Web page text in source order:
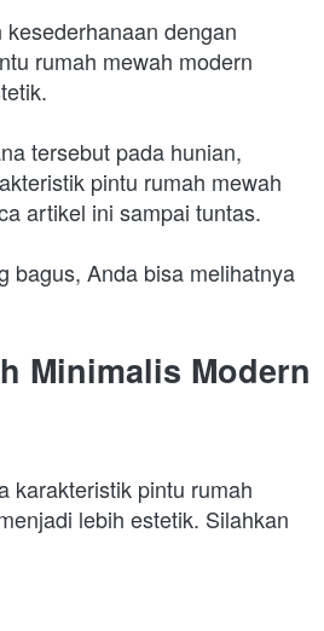
dengan
rumah mewah modern
tersebut pada hunian,
pintu rumah mewah
artikel ini sampai tuntas.
bagus, Anda bisa melihatnya
Minimalis Modern
karakteristik pintu rumah
lebih estetik. Silahkan